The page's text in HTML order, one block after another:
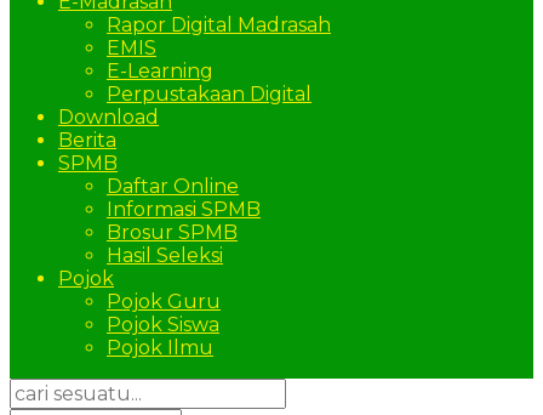
Rapor Digital Madrasah
EMIS
E-Learning
Perpustakaan Digital
Download
Berita
SPMB
Daftar Online
Informasi SPMB
Brosur SPMB
Hasil Seleksi
Pojok
Pojok Guru
Pojok Siswa
Pojok Ilmu